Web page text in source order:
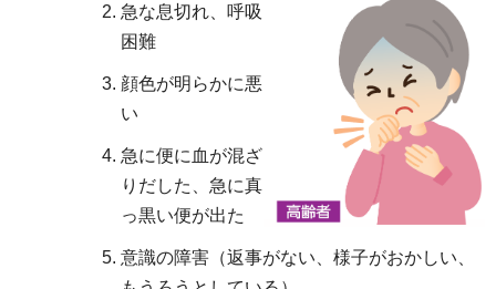
急な息切れ、呼吸
困難
顔色が明らかに悪
い
急に便に血が混ざ
りだした、急に真
っ黒い便が出た
意識の障害（返事がない、様子がおかしい、